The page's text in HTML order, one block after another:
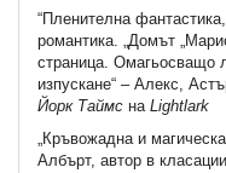
“Пленителна
романтика. „Домът
страница. Омагьосващо
изпускане“ – Алекс,
Йорк Таймс на Lightlark
„Кръвожадна и
Албърт, автор в